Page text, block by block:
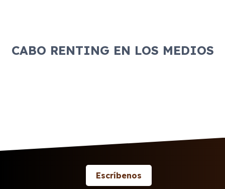
CABO RENTING EN LOS MEDIOS
Escríbenos